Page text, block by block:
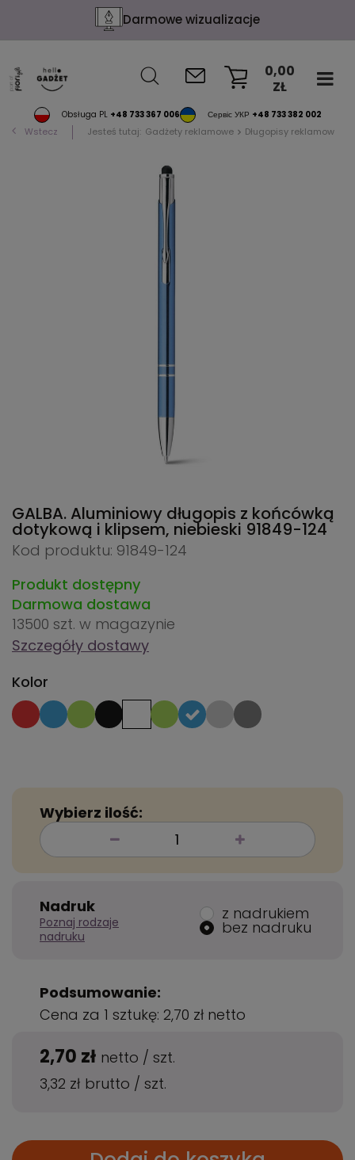
Darmowe wizualizacje
Obsługa PL +48 733 367 006 Сервіс УКР +48 733 382 002
0,00
ZŁ
Wstecz Jesteś tutaj: Gadżety reklamowe Długopisy reklamowe
GALBA. Aluminiowy długopis z końcówką
dotykową i klipsem, niebieski 91849-124
Kod produktu: 91849-124
Produkt dostępny
Darmowa dostawa
13500 szt. w magazynie
Szczegóły dostawy
Kolor
Wybierz ilość:
Nadruk
Poznaj rodzaje
nadruku
z nadrukiem
bez nadruku
Podsumowanie:
Cena za 1 sztukę: 2,70 zł netto
2,70 zł netto / szt.
3,32 zł brutto / szt.